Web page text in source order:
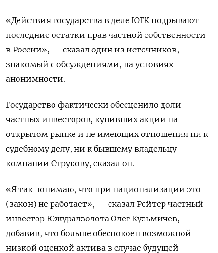
«Действия государства в деле ЮГК подрывают
последние остатки прав частной собственности
в России», — сказал один из источников,
знакомый с обсуждениями, на условиях
анонимности.
Государство фактически обесценило доли
частных инвесторов, купивших акции на
открытом рынке и не имеющих отношения ни к
судебному делу, ни к бывшему владельцу
компании Струкову, сказал он.
«Я так понимаю, что при национализации это
(закон) не работает», — сказал Рейтер частный
инвестор Южуралзолота Олег Кузьмичев,
добавив, что больше обеспокоен возможной
низкой оценкой актива в случае будущей